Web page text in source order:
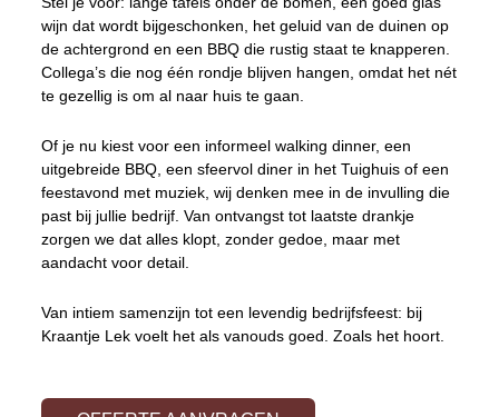
wijn dat wordt bijgeschonken, het geluid van de duinen op
de achtergrond en een BBQ die rustig staat te knapperen.
Collega’s die nog één rondje blijven hangen, omdat het nét
te gezellig is om al naar huis te gaan.
Of je nu kiest voor een informeel walking dinner, een
uitgebreide BBQ, een sfeervol diner in het Tuighuis of een
feestavond met muziek, wij denken mee in de invulling die
past bij jullie bedrijf. Van ontvangst tot laatste drankje
zorgen we dat alles klopt, zonder gedoe, maar met
aandacht voor detail.
Van intiem samenzijn tot een levendig bedrijfsfeest: bij
Kraantje Lek voelt het als vanouds goed. Zoals het hoort.